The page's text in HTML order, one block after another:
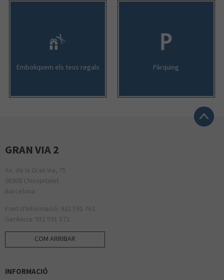
Emboliquem els teus regals Pàrquing
GRAN VIA 2
Av. de la Gran Via, 75
08908 L'Hospitalet
Barcelona
Punt d'Informació: 932 591 762.
Gerència: 932 591 572.
COM ARRIBAR
INFORMACIÓ